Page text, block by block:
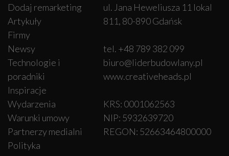
Dodaj remarketing
Artykuły
Firmy
Newsy
Technologie i
poradniki
Inspiracje
Wydarzenia
Warunki umowy
Partnerzy medialni
Polityka
ul. Jana Heweliusza 11 lokal
811, 80-890 Gdańsk
tel. +48 789 382 099
biuro@liderbudowlany.pl
www.creativeheads.pl
KRS: 0001062563
NIP: 5932639720
REGON: 52663464800000